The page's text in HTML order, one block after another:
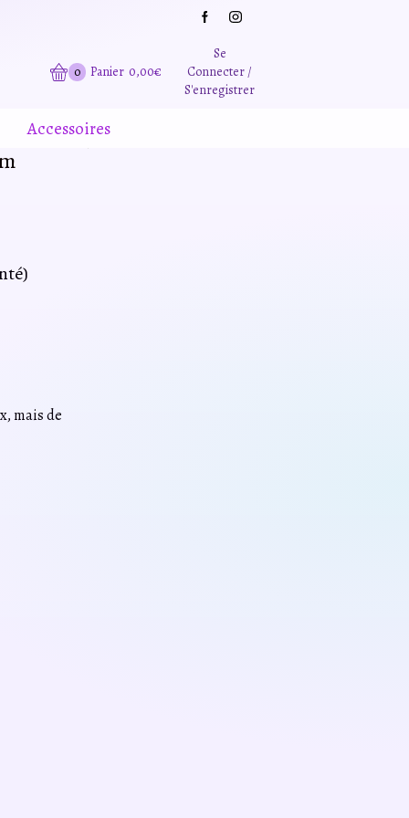
0 Panier 0,00€
Se
Connecter /
S'enregistrer
Accessoires
mais de